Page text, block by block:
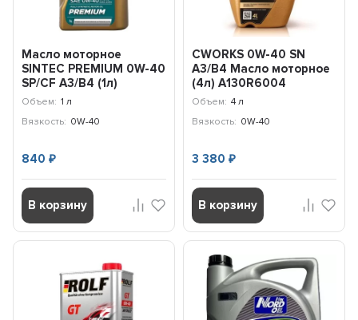
Масло моторное
SINTEC PREMIUM 0W-40
SP/CF A3/B4 (1л)
322777
Объем: 1 л
Вязкость: 0W-40
840₽
В корзину
CWORKS 0W-40 SN
A3/B4 Масло моторное
(4л) A130R6004
Объем: 4 л
Вязкость: 0W-40
3 380 ₽
В корзину